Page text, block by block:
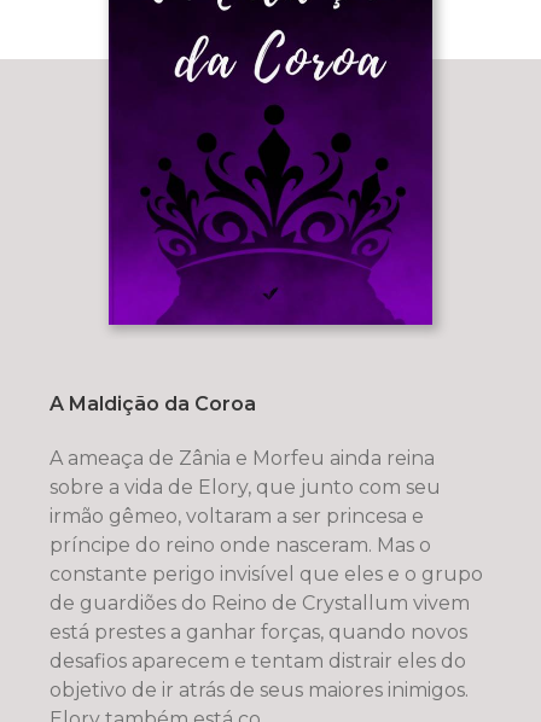
A Maldição da Coroa
A ameaça de Zânia e Morfeu ainda reina
sobre a vida de Elory, que junto com seu
irmão gêmeo, voltaram a ser princesa e
príncipe do reino onde nasceram. Mas o
constante perigo invisível que eles e o grupo
de guardiões do Reino de Crystallum vivem
está prestes a ganhar forças, quando novos
desafios aparecem e tentam distrair eles do
objetivo de ir atrás de seus maiores inimigos.